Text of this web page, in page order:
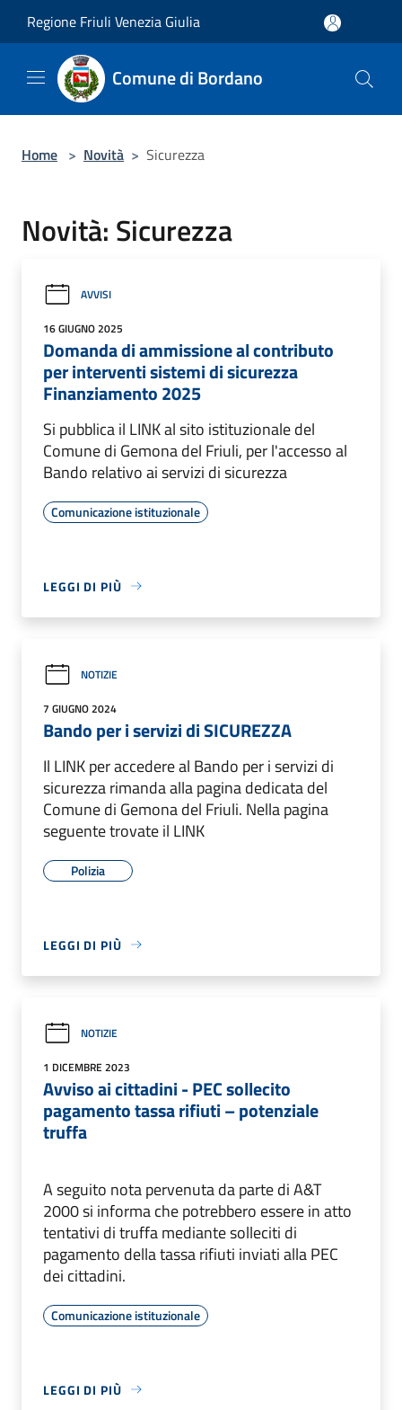
Regione Friuli Venezia Giulia
Comune di Bordano
Home > Novità > Sicurezza
Novità: Sicurezza
AVVISI
16 GIUGNO 2025
Domanda di ammissione al contributo
per interventi sistemi di sicurezza
Finanziamento 2025
Si pubblica il LINK al sito istituzionale del
Comune di Gemona del Friuli, per l'accesso al
Bando relativo ai servizi di sicurezza
Comunicazione istituzionale
LEGGI DI PIÙ
NOTIZIE
7 GIUGNO 2024
Bando per i servizi di SICUREZZA
Il LINK per accedere al Bando per i servizi di
sicurezza rimanda alla pagina dedicata del
Comune di Gemona del Friuli. Nella pagina
seguente trovate il LINK
Polizia
LEGGI DI PIÙ
NOTIZIE
1 DICEMBRE 2023
Avviso ai cittadini - PEC sollecito
pagamento tassa rifiuti – potenziale
truffa
A seguito nota pervenuta da parte di A&T
2000 si informa che potrebbero essere in atto
tentativi di truffa mediante solleciti di
pagamento della tassa rifiuti inviati alla PEC
dei cittadini.
Comunicazione istituzionale
LEGGI DI PIÙ